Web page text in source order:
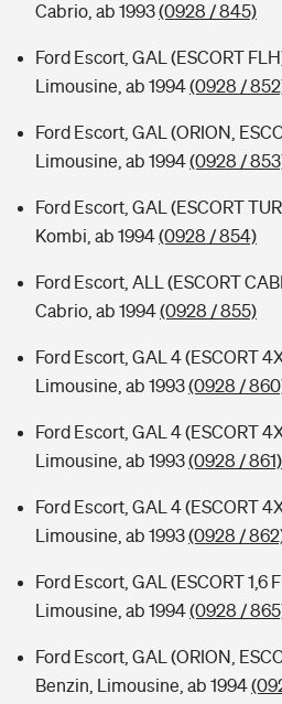
Cabrio, ab 1993(0928 / 845)
Ford Escort, GAL (ESCORT
Limousine, ab 1994(0928 /
Ford Escort, GAL (ORION,
Limousine, ab 1994(0928 /
Ford Escort, GAL (ESCORT
Kombi, ab 1994(0928 / 854)
Ford Escort, ALL (ESCORT
Cabrio, ab 1994(0928 / 855)
Ford Escort, GAL 4 (ESCORT
Limousine, ab 1993(0928 /
Ford Escort, GAL 4 (ESCORT
Limousine, ab 1993(0928 / 861)
Ford Escort, GAL 4 (ESCORT
Limousine, ab 1993(0928 /
Ford Escort, GAL (ESCORT 1,6
Limousine, ab 1994(0928 /
Ford Escort, GAL (ORION,
Benzin, Limousine, ab 1994